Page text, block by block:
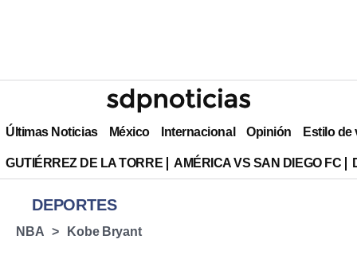
Últimas Noticias México Internacional Opinión Estilo de
GUTIÉRREZ DE LA TORRE AMÉRICA VS SAN DIEGO FC
DEPORTES
NBA Kobe Bryant